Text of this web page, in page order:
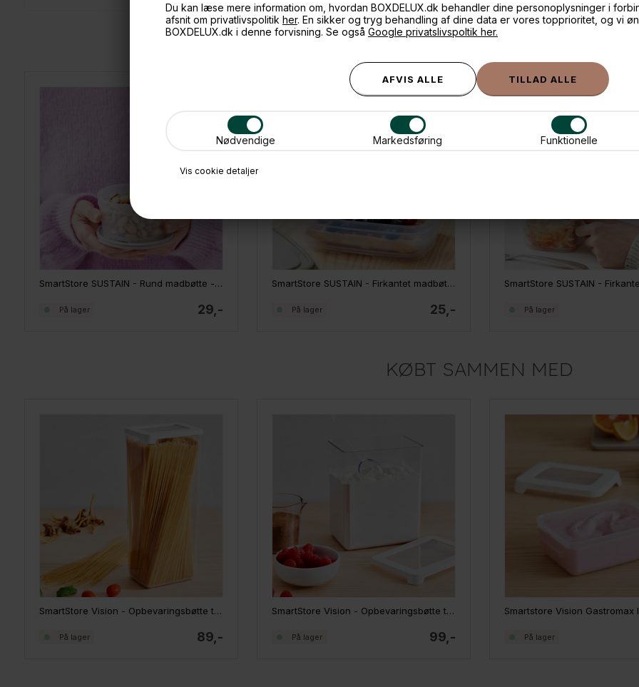
Du kan læse mere information om, hvordan BOXDELUX.dk behandler dine personoplysninger i
afsnit om privatlivspolitik her. En sikker og tryg behandling af dine data er vores topprioritet, og vi
BOXDELUX.dk i denne forvisning. Se også Google privatslivspoltik her.
Nødvendige Markedsføring Funktionelle
Vis cookie detaljer
ANDRE IDÉER
SmartStore SUSTAIN - Rund madbøtte - Earl Grey, 0,45 L
29,-
På lager
SmartStore SUSTAIN - Firkantet madbøtte - Earl Grey, 0,5 L
25,-
På lager På lager
KØBT SAMMEN MED
SmartStore Vision - Opbevaringsbøtte til tørvarer 2,25 liter
89,-
På lager
SmartStore Vision - Opbevaringsbøtte til tørvarer 3,5 liter
99,-
På lager På lager